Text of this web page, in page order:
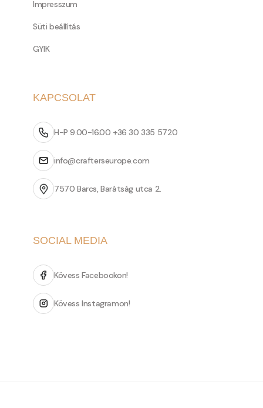
Impresszum
Süti beállítás
GYIK
KAPCSOLAT
H-P 9.00-16.00 +36 30 335 5720
info@crafterseurope.com
7570 Barcs, Barátság utca 2.
SOCIAL MEDIA
Kövess Facebookon!
Kövess Instagramon!